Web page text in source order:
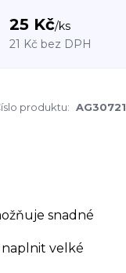
25 Kč/ks
21 Kč bez DPH
produktu: AG30721
snadné
velké